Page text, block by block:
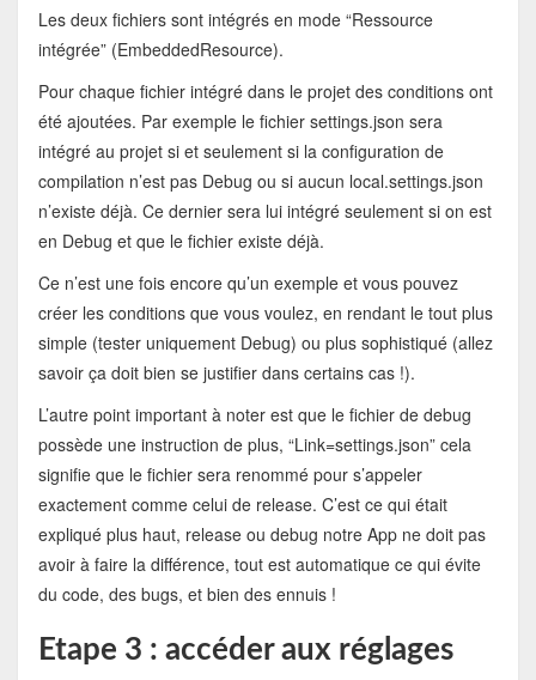
Les deux fichiers sont intégrés en mode “Ressource
intégrée” (EmbeddedResource).
Pour chaque fichier intégré dans le projet des conditions ont
été ajoutées. Par exemple le fichier settings.json sera
intégré au projet si et seulement si la configuration de
compilation n’est pas Debug ou si aucun local.settings.json
n’existe déjà. Ce dernier sera lui intégré seulement si on est
en Debug et que le fichier existe déjà.
Ce n’est une fois encore qu’un exemple et vous pouvez
créer les conditions que vous voulez, en rendant le tout plus
simple (tester uniquement Debug) ou plus sophistiqué (allez
savoir ça doit bien se justifier dans certains cas !).
L’autre point important à noter est que le fichier de debug
possède une instruction de plus, “Link=settings.json” cela
signifie que le fichier sera renommé pour s’appeler
exactement comme celui de release. C’est ce qui était
expliqué plus haut, release ou debug notre App ne doit pas
avoir à faire la différence, tout est automatique ce qui évite
du code, des bugs, et bien des ennuis !
Etape 3 : accéder aux réglages